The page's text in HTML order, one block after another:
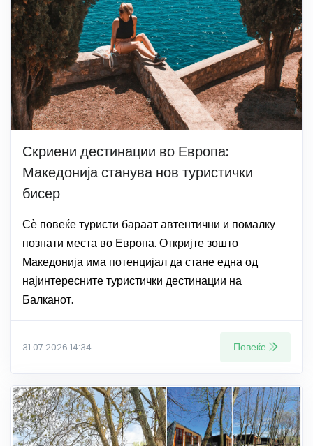
Скриени дестинации во Европа:
Македонија станува нов туристички
бисер
Сѐ повеќе туристи бараат автентични и помалку
познати места во Европа. Откријте зошто
Македонија има потенцијал да стане една од
најинтересните туристички дестинации на
Балканот.
31.07.2026 14:34 Повеќе